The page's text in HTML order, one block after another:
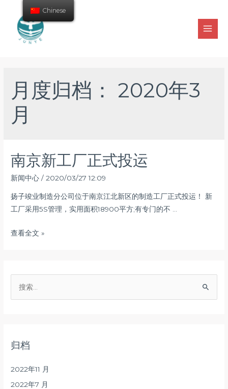
归档
2022年11 月
2022年7 月
月度归档： 2020年3
月
南京新工厂正式投运
新闻中心 /2020/03/27 12:09
扬子竣业制造分公司位于南京江北新区的制造工厂正式投运！ 新
工厂采用5S管理，实用面积18900平方;有专门的不 …
查看全文 »
Chinese